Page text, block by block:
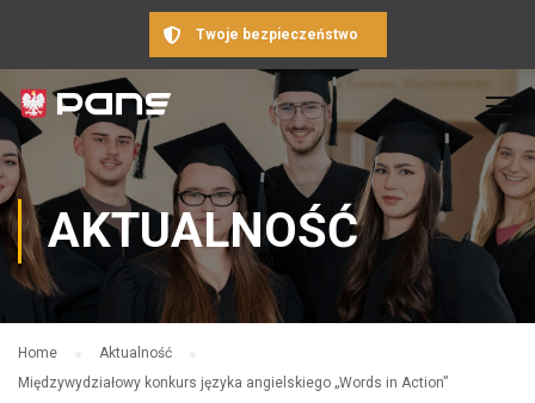
Twoje bezpieczeństwo
AKTUALNOŚĆ
Home
Aktualność
Międzywydziałowy konkurs języka angielskiego „Words in Action”